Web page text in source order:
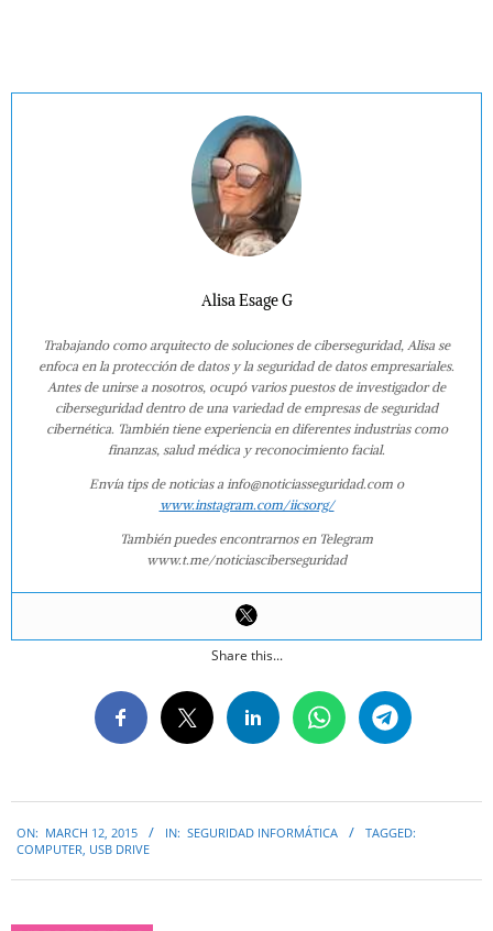
Alisa Esage G
Trabajando como arquitecto de soluciones de ciberseguridad, Alisa se
enfoca en la protección de datos y la seguridad de datos empresariales.
Antes de unirse a nosotros, ocupó varios puestos de investigador de
ciberseguridad dentro de una variedad de empresas de seguridad
cibernética. También tiene experiencia en diferentes industrias como
finanzas, salud médica y reconocimiento facial.
Envía tips de noticias a info@noticiasseguridad.com o
www.instagram.com/iicsorg/
También puedes encontrarnos en Telegram
www.t.me/noticiasciberseguridad
Share this...
03-
ON: MARCH 12, 2015 IN: SEGURIDAD INFORMÁTICA
TAGGED:
COMPUTER USB DRIVE